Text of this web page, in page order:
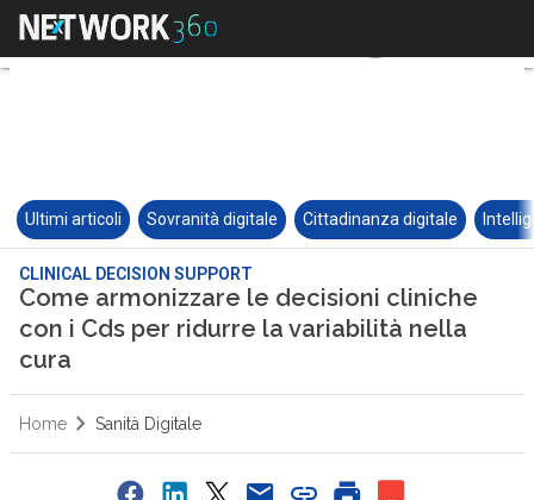
Ultimi articoli Sovranità digitale Cittadinanza digitale
CLINICAL DECISION SUPPORT
Come armonizzare le decisioni cliniche
con i Cds per ridurre la variabilità nella
cura
Home Sanità Digitale